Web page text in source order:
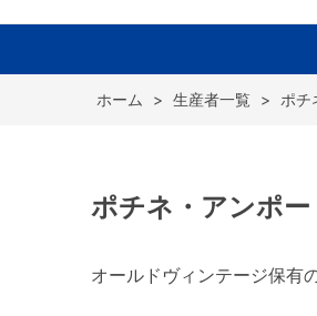
ホーム > 生産者一覧 > ポチ
ポチネ・アンポ
オールドヴィンテージ保有